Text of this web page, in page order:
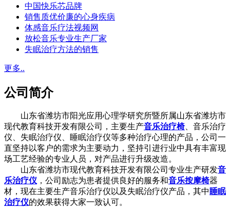
中国快乐芯品牌
销售质优价廉的心身疾病
体感音乐疗法视频网
放松音乐专业生产厂家
失眠治疗方法的销售
更多..
公司简介
山东省潍坊市阳光应用心理学研究所暨所属山东省潍坊市
现代教育科技开发有限公司，主要生产音乐治疗椅、音乐治疗
仪、失眠治疗仪、睡眠治疗仪等多种治疗心理的产品，公司一
直坚持以客户的需求为主要动力，坚持引进行业中具有丰富现
场工艺经验的专业人员，对产品进行升级改造。
山东省潍坊市现代教育科技开发有限公司专业生产研发音
乐治疗仪 ，公司励志为患者提供良好的服务和音乐按摩椅器
材，现在主要生产音乐治疗仪以及失眠治疗仪产品，其中 睡眠
治疗仪的效果获得大家一致认可。